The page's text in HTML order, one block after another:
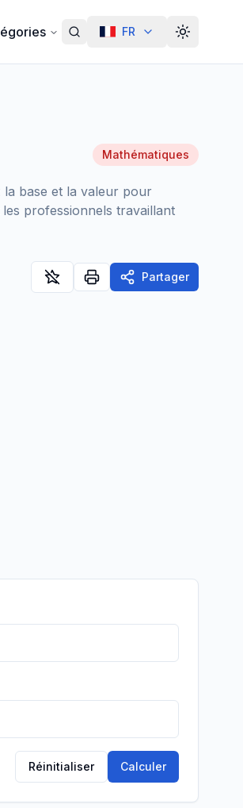
FR Alterar
Mathématiques
base et la valeur pour
professionnels travaillant
Partager
Réinitialiser Calculer